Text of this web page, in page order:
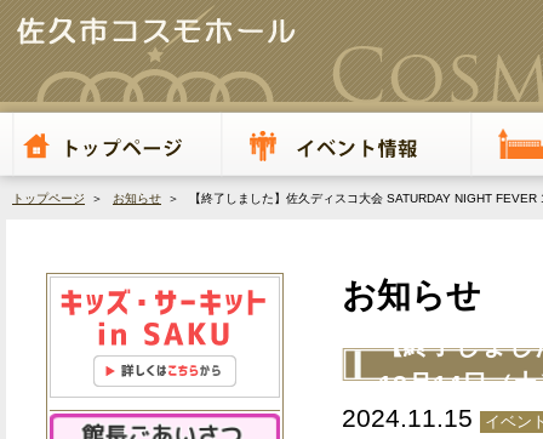
トップページ ＞ お知らせ ＞ 【終了しました】佐久ディスコ大会 SATURDAY NIGHT FEVER
お知らせ
【終了しまし
12月14日（
2024.11.15
イベン